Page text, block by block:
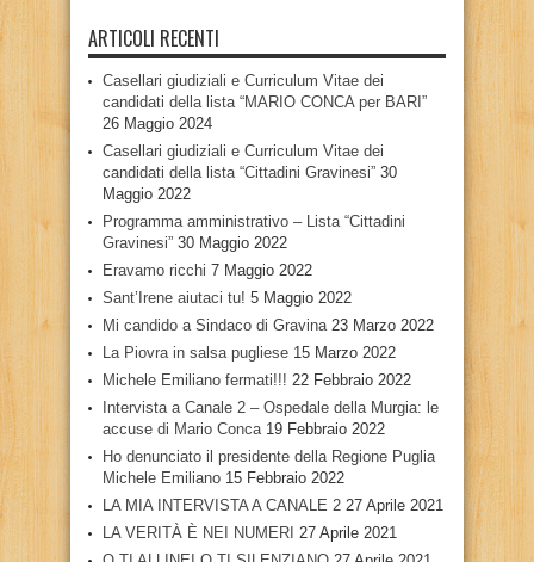
ARTICOLI RECENTI
Casellari giudiziali e Curriculum Vitae dei
candidati della lista “MARIO CONCA per BARI”
26 Maggio 2024
Casellari giudiziali e Curriculum Vitae dei
candidati della lista “Cittadini Gravinesi” 30
Maggio 2022
Programma amministrativo – Lista “Cittadini
Gravinesi” 30 Maggio 2022
Eravamo ricchi 7 Maggio 2022
Sant’Irene aiutaci tu! 5 Maggio 2022
Mi candido a Sindaco di Gravina 23 Marzo 2022
La Piovra in salsa pugliese 15 Marzo 2022
Michele Emiliano fermati!!! 22 Febbraio 2022
Intervista a Canale 2 – Ospedale della Murgia: le
accuse di Mario Conca 19 Febbraio 2022
Ho denunciato il presidente della Regione Puglia
Michele Emiliano 15 Febbraio 2022
LA MIA INTERVISTA A CANALE 2 27 Aprile 2021
LA VERITÀ È NEI NUMERI 27 Aprile 2021